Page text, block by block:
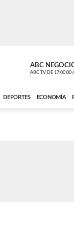
ABC
ABC TV DE 17:00:00
DEPORTES ECONOMÍA